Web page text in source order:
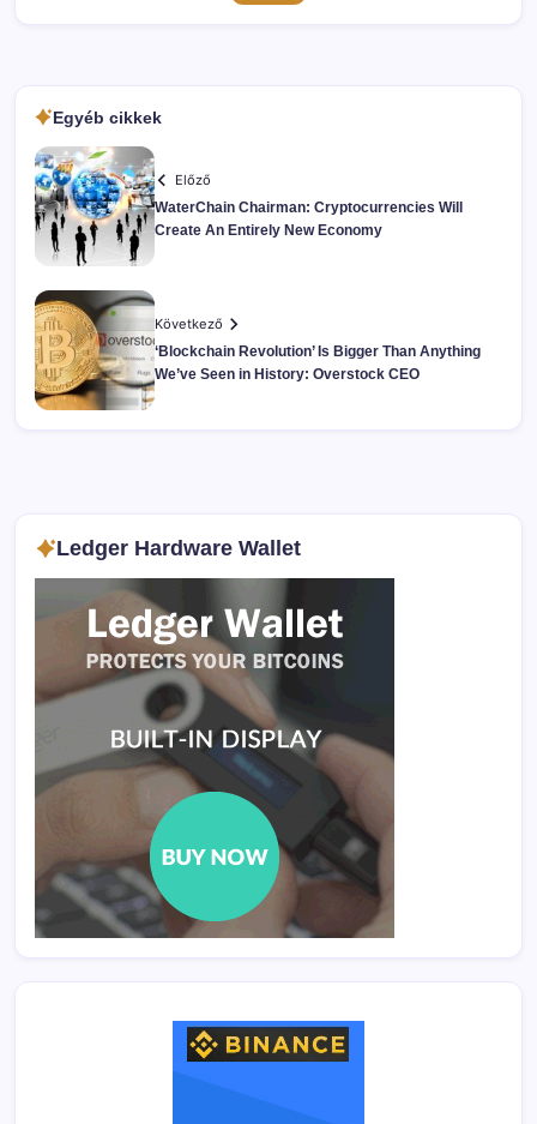
Egyéb cikkek
Előző
WaterChain Chairman: Cryptocurrencies Will
Create An Entirely New Economy
Következő
‘Blockchain Revolution’ Is Bigger Than Anything
We’ve Seen in History: Overstock CEO
Ledger Hardware Wallet